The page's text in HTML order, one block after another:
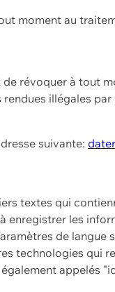
moment au
révoquer à tout
illégales
suivante:
textes qui
les
de
technologies qui
appelés